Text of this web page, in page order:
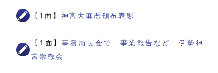
【1面】 神宮大麻暦頒布表彰
【1面】事務局長会で 事業報告など 伊勢神
宮崇敬会